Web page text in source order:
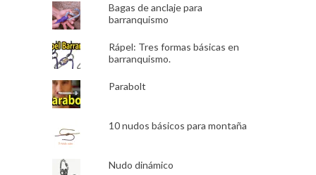
Bagas de anclaje para
barranquismo
Rápel: Tres formas básicas en
barranquismo.
Parabolt
10 nudos básicos para montaña
Nudo dinámico